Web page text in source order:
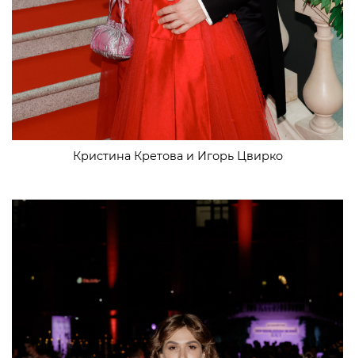
Кристина Кретова и Игорь Цвирко